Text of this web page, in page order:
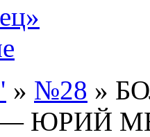
» №28 »
— ЮРИЙ